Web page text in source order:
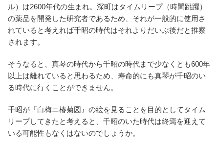
ル）は2600年代の生まれ。深町はタイムリープ（時間跳躍）
の薬品を開発した研究者であるため、それが一般的に使用さ
れていると考えれば千昭の時代はそれよりだいぶ後だと推察
されます。
そうなると、真琴の時代から千昭の時代まで少なくとも600年
以上は離れていると思わるため、寿命的にも真琴が千昭のい
る時代に行くことができません。
千昭が『白梅ニ椿菊図』の絵を見ることを目的としてタイム
リープしてきたと考えると、千昭のいた時代は終焉を迎えて
いる可能性もなくはないのでしょうか。